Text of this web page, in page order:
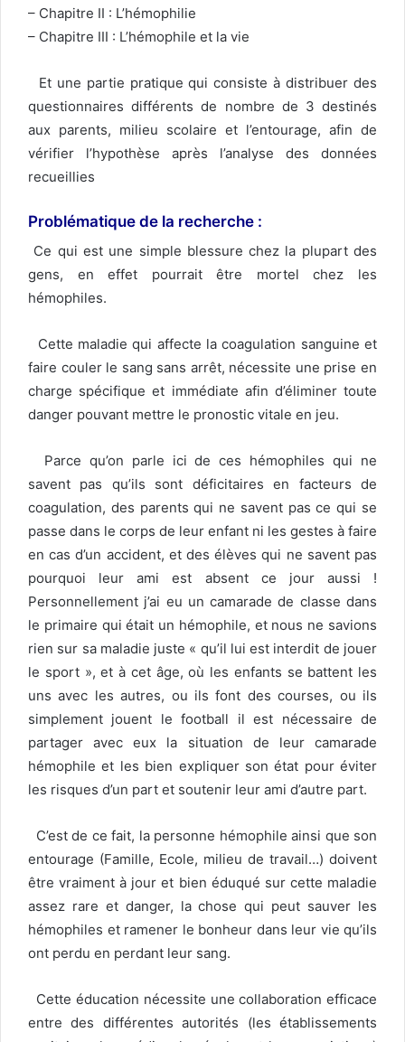
– Chapitre II : L’hémophilie
– Chapitre III : L’hémophile et la vie
Et une partie pratique qui consiste à distribuer des
questionnaires différents de nombre de 3 destinés
aux parents, milieu scolaire et l’entourage, afin de
vérifier l’hypothèse après l’analyse des données
recueillies
Problématique de la recherche :
Ce qui est une simple blessure chez la plupart des
gens, en effet pourrait être mortel chez les
hémophiles.
Cette maladie qui affecte la coagulation sanguine et
faire couler le sang sans arrêt, nécessite une prise en
charge spécifique et immédiate afin d’éliminer toute
danger pouvant mettre le pronostic vitale en jeu.
Parce qu’on parle ici de ces hémophiles qui ne
savent pas qu’ils sont déficitaires en facteurs de
coagulation, des parents qui ne savent pas ce qui se
passe dans le corps de leur enfant ni les gestes à faire
en cas d’un accident, et des élèves qui ne savent pas
pourquoi leur ami est absent ce jour aussi !
Personnellement j’ai eu un camarade de classe dans
le primaire qui était un hémophile, et nous ne savions
rien sur sa maladie juste « qu’il lui est interdit de jouer
le sport », et à cet âge, où les enfants se battent les
uns avec les autres, ou ils font des courses, ou ils
simplement jouent le football il est nécessaire de
partager avec eux la situation de leur camarade
hémophile et les bien expliquer son état pour éviter
les risques d’un part et soutenir leur ami d’autre part.
C’est de ce fait, la personne hémophile ainsi que son
entourage (Famille, Ecole, milieu de travail…) doivent
être vraiment à jour et bien éduqué sur cette maladie
assez rare et danger, la chose qui peut sauver les
hémophiles et ramener le bonheur dans leur vie qu’ils
ont perdu en perdant leur sang.
Cette éducation nécessite une collaboration efficace
entre des différentes autorités (les établissements